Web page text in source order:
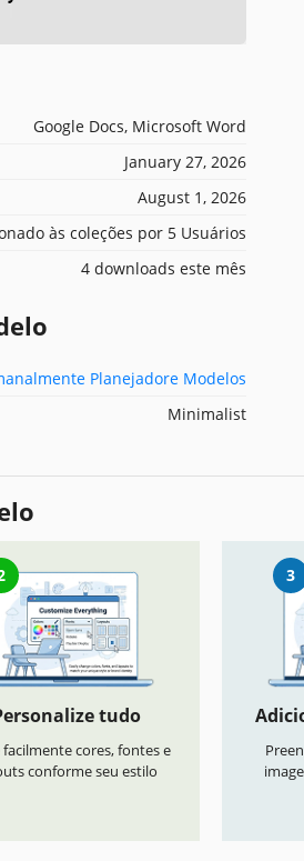
Google Docs, Microsoft Word
January 27, 2026
August 1, 2026
às coleções por 5 Usuários
4 downloads este mês
Planejadore Modelos
Minimalist
tudo
cores, fontes e
conforme seu estilo
3